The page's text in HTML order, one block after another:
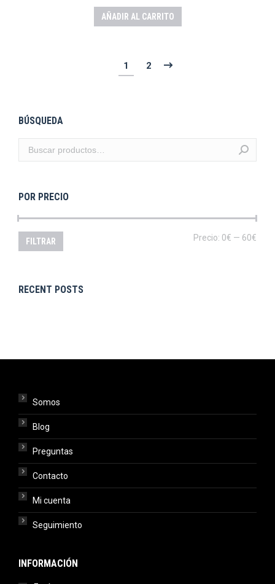
AÑADIR AL CARRITO
1 2
BÚSQUEDA
POR PRECIO
FILTRAR Precio: 0€ — 60€
RECENT POSTS
Somos
Blog
Preguntas
Contacto
Mi cuenta
Seguimiento
INFORMACIÓN